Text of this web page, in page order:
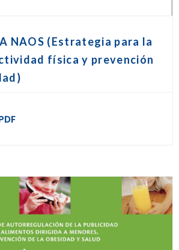
NAOS (Estrategia para la
física y prevención